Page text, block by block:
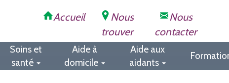
Accueil
Nous
trouver
Nous
contacter
Soins et
santé
Aide à
domicile
Aide aux
aidants